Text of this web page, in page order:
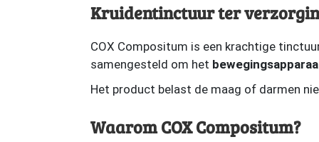
Kruidentinctuur ter
COX Compositum is een krachtige
samengesteld om het
Het product belast de maag of darmen
Waarom COX Compositum?